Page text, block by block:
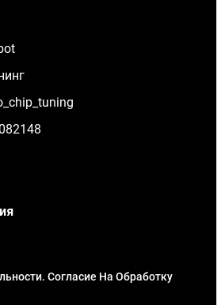
Согласие На Обработку